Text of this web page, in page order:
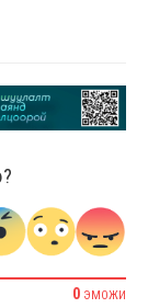
0 ЭМОЖИ